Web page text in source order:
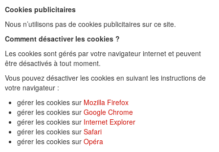
Cookies publicitaires
Nous n’utilisons pas de cookies publicitaires sur ce site.
Comment désactiver les cookies ?
Les cookies sont gérés par votre navigateur internet et peuvent
être désactivés à tout moment.
Vous pouvez désactiver les cookies en suivant les instructions de
votre navigateur :
gérer les cookies sur Mozilla Firefox
gérer les cookies sur Google Chrome
gérer les cookies sur Internet Explorer
gérer les cookies sur Safari
gérer les cookies sur Opéra